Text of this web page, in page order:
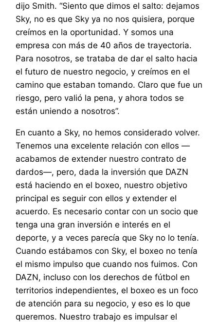
dijo Smith. “Siento que dimos el salto: dejamos
Sky, no es que Sky ya no nos quisiera, porque
creímos en la oportunidad. Y somos una
empresa con más de 40 años de trayectoria.
Para nosotros, se trataba de dar el salto hacia
el futuro de nuestro negocio, y creímos en el
camino que estaban tomando. Claro que fue un
riesgo, pero valió la pena, y ahora todos se
están uniendo a nosotros”.
En cuanto a Sky, no hemos considerado volver.
Tenemos una excelente relación con ellos —
acabamos de extender nuestro contrato de
dardos—, pero, dada la inversión que DAZN
está haciendo en el boxeo, nuestro objetivo
principal es seguir con ellos y extender el
acuerdo. Es necesario contar con un socio que
tenga una gran inversión e interés en el
deporte, y a veces parecía que Sky no lo tenía.
Cuando estábamos con Sky, el boxeo no tenía
el mismo impulso que cuando nos fuimos. Con
DAZN, incluso con los derechos de fútbol en
territorios independientes, el boxeo es un foco
de atención para su negocio, y eso es lo que
queremos. Nuestro trabajo es impulsar el